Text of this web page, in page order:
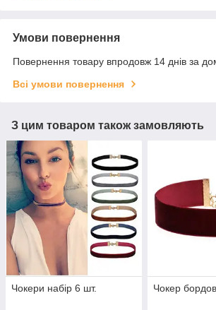
Умови повернення
Повернення товару впродовж 14 днів за
Всі умови повернення
З цим товаром також замовляють
Чокери набір 6 шт. Чокер